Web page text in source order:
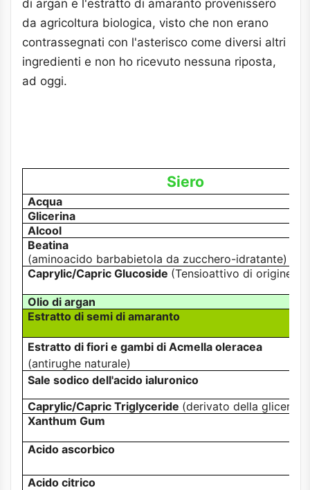
di argan e l'estratto di amaranto provenissero
da agricoltura biologica, visto che non erano
contrassegnati con l'asterisco come diversi altri
ingredienti e non ho ricevuto nessuna riposta,
ad oggi.
Siero
Acqua
Glicerina
Alcool
Beatina
(aminoacido barbabietola da zucchero-idratante)
Caprylic/Capric Glucoside (Tensioattivo di origine
Olio di argan
Estratto di semi di amaranto
Estratto di fiori e gambi di Acmella oleracea
(antirughe naturale)
Sale sodico dell'acido ialuronico
Caprylic/Capric Triglyceride (derivato della glicerina)
Xanthum Gum
Acido ascorbico
Acido citrico